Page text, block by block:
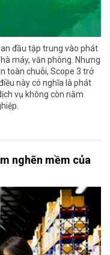
đầu tập trung vào phát
máy, văn phòng. Nhưng
toàn chuỗi, Scope 3 trở
này có nghĩa là phát
vụ không còn nằm
nghẽn mềm của